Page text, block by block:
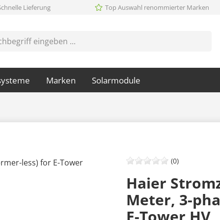
Lieferung Top Auswahl renommierter Marken
Marken Solarmodule
Haier
Meter, 3-
(0)